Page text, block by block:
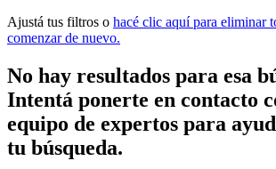
Ajustá tus filtros o hacé clic aquí para eliminar
comenzar de nuevo.
No hay resultados para esa
Intentá ponerte en contacto
equipo de expertos para
tu búsqueda.